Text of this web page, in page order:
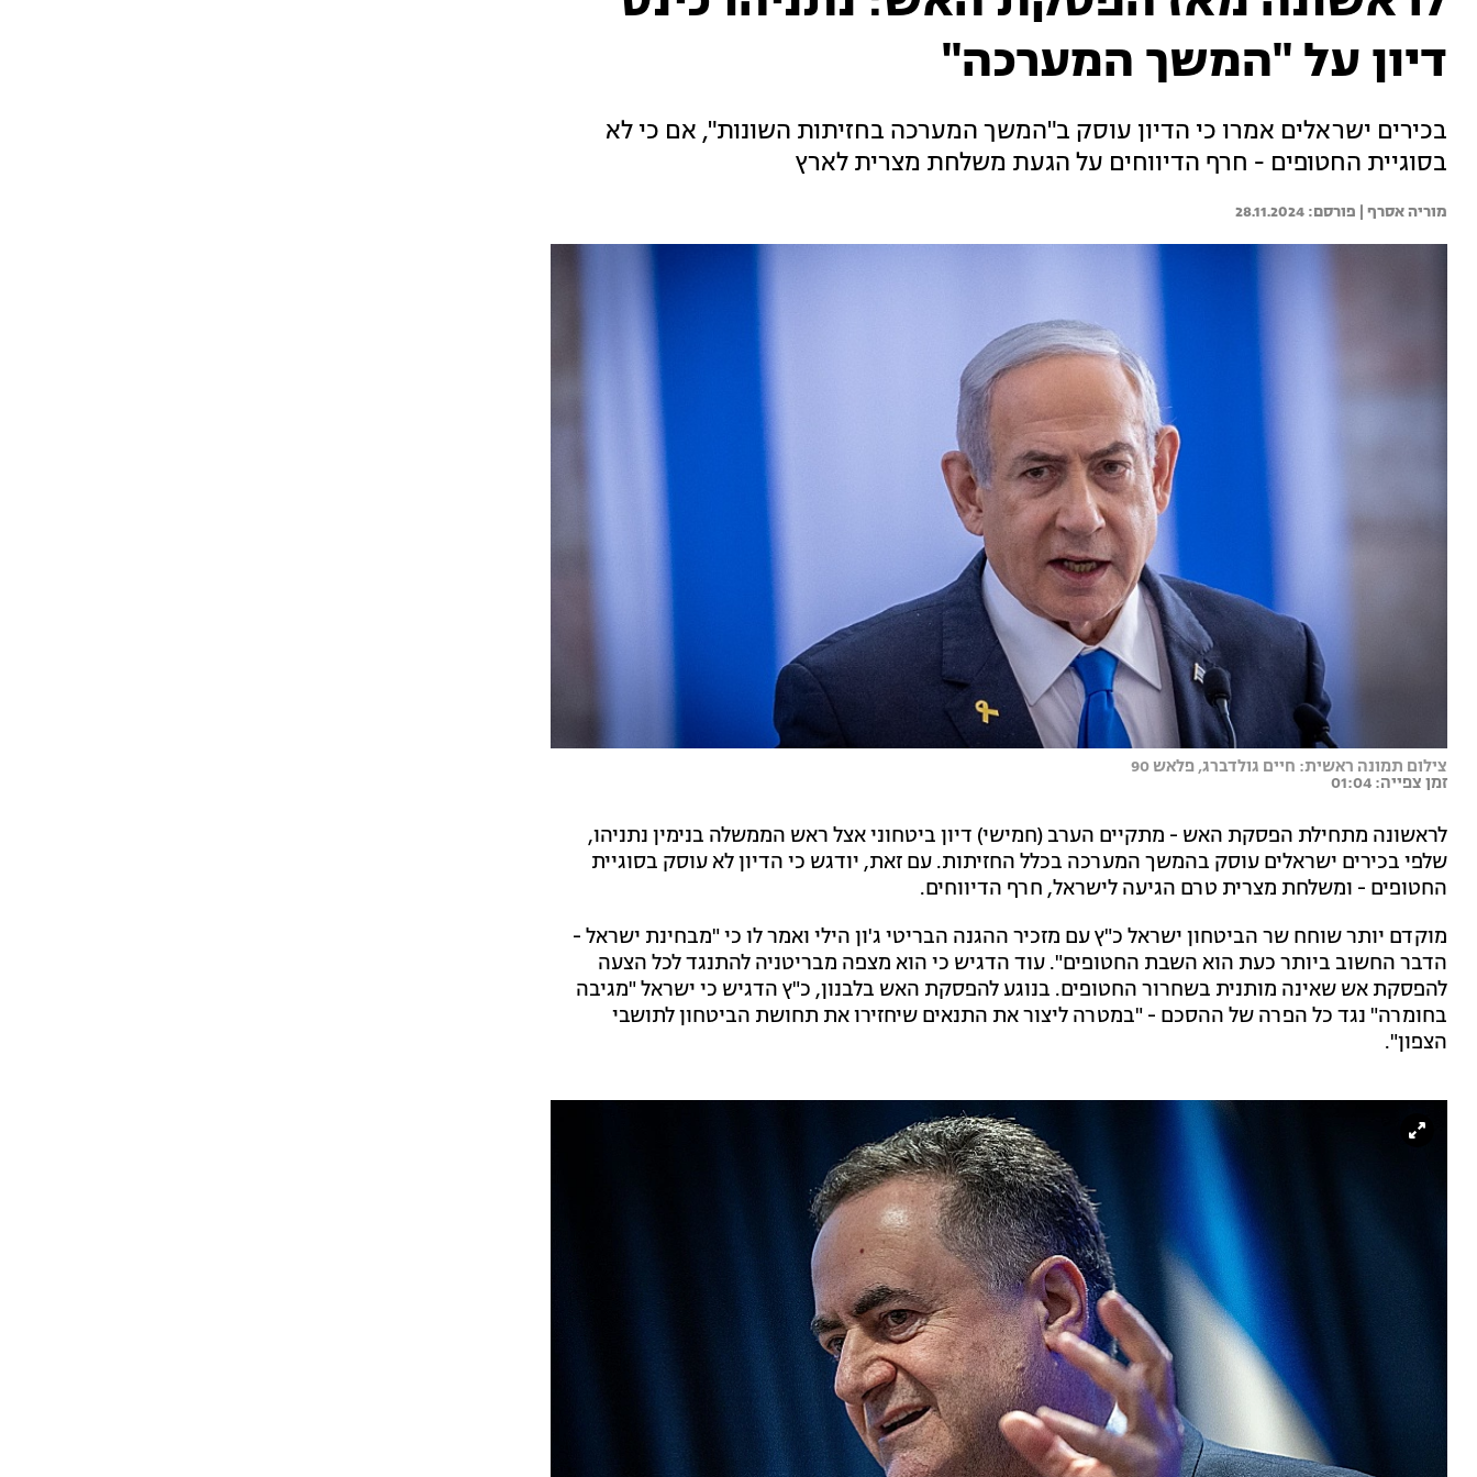
דיון על "המשך המערכה"
בכירים ישראלים אמרו כי הדיון עוסק ב"המשך המערכה בחזיתות השונות", אם כי לא
בסוגיית החטופים - חרף הדיווחים על הגעת משלחת מצרית לארץ
מוריה אסרף | 28.11.2024
צילום תמונה ראשית: חיים גולדברג, פלאש 90
זמן צפייה: 01:04
לראשונה מתחילת הפסקת האש - מתקיים הערב (חמישי) דיון ביטחוני אצל ראש הממשלה בנימין נתניהו,
שלפי בכירים ישראלים עוסק בהמשך המערכה בכלל החזיתות. עם זאת, יודגש כי הדיון לא עוסק בסוגיית
החטופים - ומשלחת מצרית טרם הגיעה לישראל, חרף הדיווחים.
מוקדם יותר שוחח שר הביטחון ישראל כ"ץ עם מזכיר ההגנה הבריטי ג'ון הילי ואמר לו כי "מבחינת ישראל -
הדבר החשוב ביותר כעת הוא השבת החטופים". עוד הדגיש כי הוא מצפה מבריטניה להתנגד לכל הצעה
להפסקת אש שאינה מותנית בשחרור החטופים. בנוגע להפסקת האש בלבנון, כ"ץ הדגיש כי ישראל "מגיבה
בחומרה" נגד כל הפרה של ההסכם - "במטרה ליצור את התנאים שיחזירו את תחושת הביטחון לתושבי
הצפון".